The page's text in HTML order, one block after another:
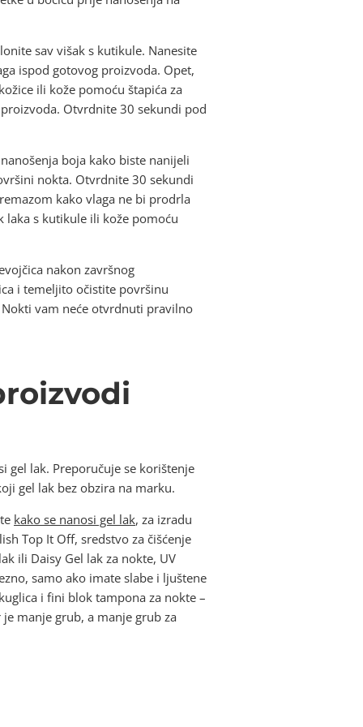
sav višak s kutikule. Nanesite
ispod gotovog proizvoda. Opet,
ili kože pomoću štapića za
Otvrdnite 30 sekundi pod
boja kako biste nanijeli
nokta. Otvrdnite 30 sekundi
kako vlaga ne bi prodrla
laka s kutikule ili kože pomoću
nakon završnog
i temeljito očistite površinu
vam neće otvrdnuti pravilno
gel lak. Preporučuje se korištenje
gel lak bez obzira na marku.
kako se nanosi gel lak, za izradu
Top It Off, sredstvo za čišćenje
ili Daisy Gel lak za nokte, UV
samo ako imate slabe i ljuštene
i fini blok tampona za nokte –
manje grub, a manje grub za